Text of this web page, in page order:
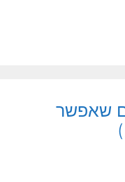
שאפשר